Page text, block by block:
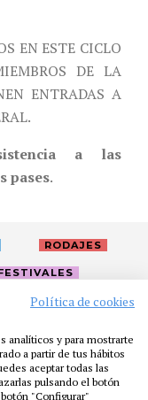
EN ESTE CICLO
DE LA
ENTRADAS A
a las
pases.
RODAJES
AYUDAS
CONTACTO
Política de cookies
analíticos y para mostrarte
a partir de tus hábitos
aceptar todas las
pulsando el botón
"Configurar"